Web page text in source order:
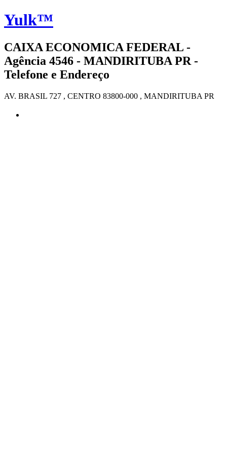
Yulk™
CAIXA ECONOMICA FEDERAL -
Agência 4546 - MANDIRITUBA PR -
Telefone e Endereço
AV. BRASIL 727 , CENTRO 83800-000 , MANDIRITUBA PR